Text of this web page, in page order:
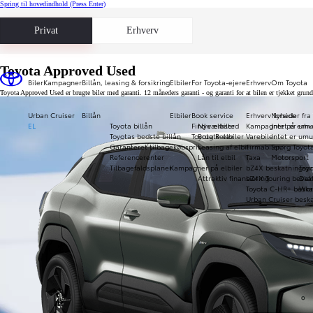
Spring til hovedindhold (Press Enter)
Privat Erhverv
Biler
Urban Cruiser
EL
KampagnerBillån, leasing & forsikring
Billån
Toyota billån
Toyotas bedste billån
Garanteret tilbagekøbspris
Referencerenter
Tilbagefaldsplaner
Elbiler
Elbiler
Nye elbiler
Brugte elbiler
Leasing af elbil
Lån til elbil
Kampagner på elbiler
Attraktiv finansiering
For Toyota-ejere
Book service
Find værksted
Toyota Relax
Erhverv
Erhverv forside
Kampagner på
Varebiler
Firmabiler
Taxa
bZ4X
bZ4X Touring
Toyota C-HR+
Urban Cruiser
Om Toyota
Nyheder fra
Intet er
Intet er
Spørg
Motorsport
Toyota Approved Used
Toyota Approved Used er brugte biler med garanti. 12 måneders garanti - og garanti for at bilen er tjekket